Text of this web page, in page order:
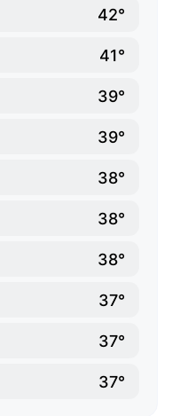
42°
41°
39°
39°
38°
38°
38°
37°
37°
37°